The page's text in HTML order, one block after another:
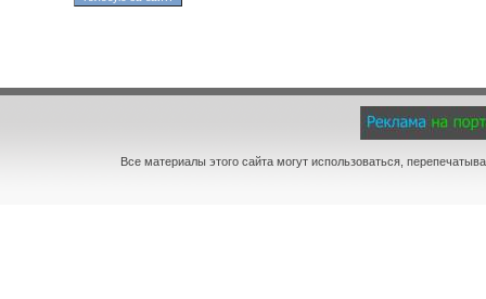
Все материалы этого сайта могут использоваться,